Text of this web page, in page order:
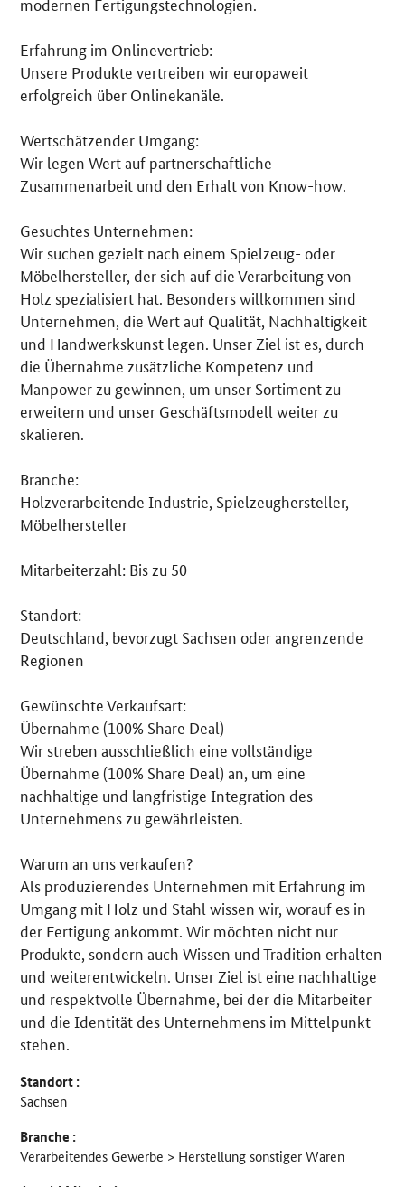
Erfahrung im Onlinevertrieb:
Unsere Produkte vertreiben wir europaweit
erfolgreich über Onlinekanäle.
Wertschätzender Umgang:
Wir legen Wert auf partnerschaftliche
Zusammenarbeit und den Erhalt von Know-how.
Gesuchtes Unternehmen:
Wir suchen gezielt nach einem Spielzeug- oder
Möbelhersteller, der sich auf die Verarbeitung von
Holz spezialisiert hat. Besonders willkommen sind
Unternehmen, die Wert auf Qualität, Nachhaltigkeit
und Handwerkskunst legen. Unser Ziel ist es, durch
die Übernahme zusätzliche Kompetenz und
Manpower zu gewinnen, um unser Sortiment zu
erweitern und unser Geschäftsmodell weiter zu
skalieren.
Branche:
Holzverarbeitende Industrie, Spielzeughersteller,
Möbelhersteller
Mitarbeiterzahl: Bis zu 50
Standort:
Deutschland, bevorzugt Sachsen oder angrenzende
Regionen
Gewünschte Verkaufsart:
Übernahme (100% Share Deal)
Wir streben ausschließlich eine vollständige
Übernahme (100% Share Deal) an, um eine
nachhaltige und langfristige Integration des
Unternehmens zu gewährleisten.
Warum an uns verkaufen?
Als produzierendes Unternehmen mit Erfahrung im
Umgang mit Holz und Stahl wissen wir, worauf es in
der Fertigung ankommt. Wir möchten nicht nur
Produkte, sondern auch Wissen und Tradition erhalten
und weiterentwickeln. Unser Ziel ist eine nachhaltige
und respektvolle Übernahme, bei der die Mitarbeiter
und die Identität des Unternehmens im Mittelpunkt
stehen.
Standort :
Sachsen
Branche :
Verarbeitendes Gewerbe > Herstellung sonstiger Waren